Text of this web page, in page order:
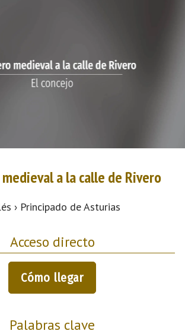
a la calle de Rivero
› Principado de Asturias
Acceso directo
Cómo llegar
Palabras clave